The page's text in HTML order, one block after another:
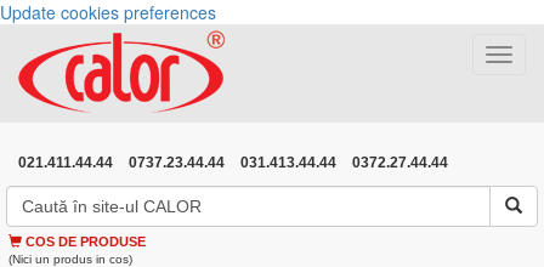
Update cookies preferences
Toggle
021.411.44.44 0737.23.44.44 031.413.44.44 0372.27.44.44
COS DE PRODUSE
(Nici un produs in cos)